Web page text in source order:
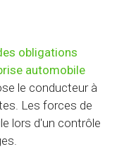
obligations
automobile
le conducteur à
Les forces de
lors d'un contrôle